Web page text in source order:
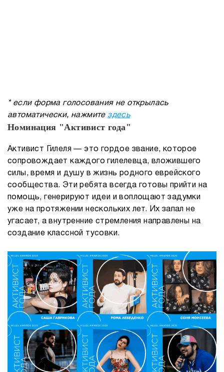
* если форма голосования не открылась
автоматически, нажмите здесь
Номинация "Активист года"
Активист Гилеля — это гордое звание, которое
сопровождает каждого гилелевца, вложившего
силы, время и душу в жизнь родного еврейского
сообщества. Эти ребята всегда готовы прийти на
помощь, генерируют идеи и воплощают задумки
уже на протяжении нескольких лет. Их запал не
угасает, а внутренние стремления направлены на
создание классной тусовки.